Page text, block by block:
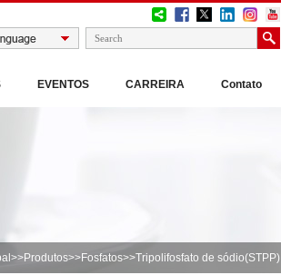
EVENTOS CARREIRA Contato
>>Produtos>>Fosfatos>>Tripolifosfato de sódio(STPP)